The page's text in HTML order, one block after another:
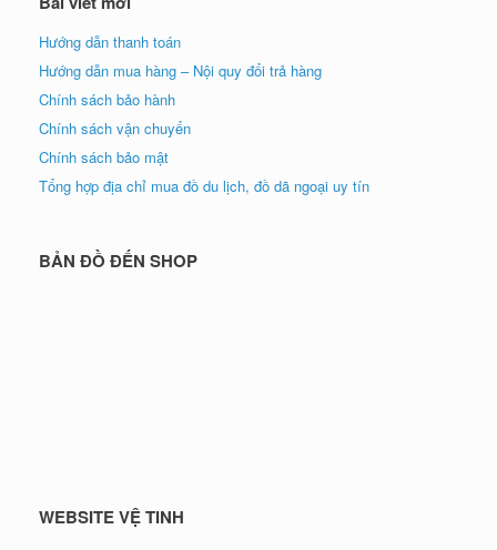
Hướng dẫn thanh toán
Hướng dẫn mua hàng – Nội quy đổi trả hàng
Chính sách bảo hành
Chính sách vận chuyển
Chính sách bảo mật
Tổng hợp địa chỉ mua đồ du lịch, đồ dã ngoại uy tín
BẢN ĐỒ ĐẾN SHOP
WEBSITE VỆ TINH